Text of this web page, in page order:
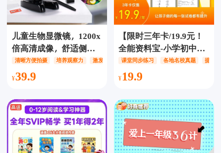
儿童生物显微镜，1200x
倍高清成像，舒适侧
观，智能补光，丰富新
的认知，带领孩子探索
孩子对世界的好奇心
清晰方便拍摄 培养观察力 激发探索欲
39.9
【限时三年卡/19.9元！
全能资料宝-小学初中全
覆盖！】粟氧资料宝会
员卡【3年/12年卡】，涵
理、化、地等科学多科
200w份优质学习资料，
内容涵盖了全学科、多
版本，小初高九大学科
全覆盖一套配齐
课堂同步练习 各地名校真题 提升
19.9